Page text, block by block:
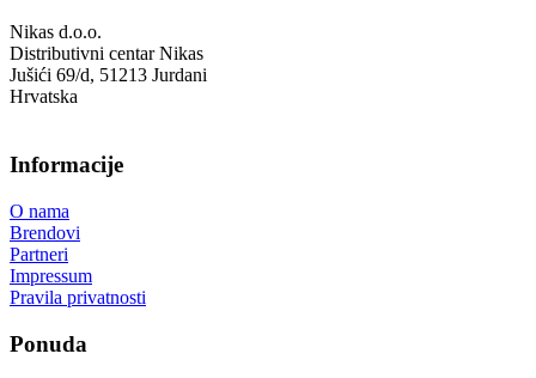
Nikas d.o.o.
Distributivni centar Nikas
Jušići 69/d, 51213 Jurdani
Hrvatska
Informacije
O nama
Brendovi
Partneri
Impressum
Pravila privatnosti
Ponuda